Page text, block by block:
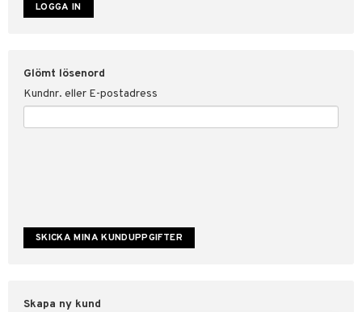
Glömt lösenord
Kundnr. eller E-postadress
Skapa ny kund
för Shopping4net